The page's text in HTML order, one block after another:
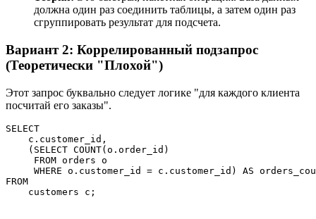
должна один раз соединить таблицы, а затем один раз
сгруппировать результат для подсчета.
Вариант 2: Коррелированный подзапрос
(Теоретически "Плохой")
Этот запрос буквально следует логике "для каждого клиента
посчитай его заказы".
SELECT
    c.customer_id,
    (SELECT COUNT(o.order_id)
     FROM orders o
WHERE o.customer_id = c.customer_id) AS
FROM